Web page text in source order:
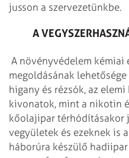
jusson a szervezetünkbe.
A
A növényvédelem kémiai
megoldásának
higany és rézsók, az
kivonatok, mint a nikotin
kőolajipar térhódításakor
vegyületek és ezeknek is
háborúra készülő